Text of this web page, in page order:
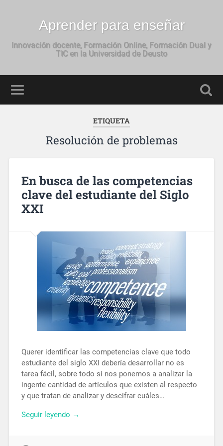
Aprender para enseñar
Innovación docente, Formación Online, Formación Dual y
TIC en la Universidad de Deusto
ETIQUETA
Resolución de problemas
En busca de las competencias
clave del estudiante del Siglo
XXI
Querer identificar las competencias clave que todo
estudiante del siglo XXI debería desarrollar no es
tarea fácil, sobre todo si nos ponemos a analizar la
ingente cantidad de artículos que existen al respecto
y que tratan de analizar y descifrar cuáles…
Seguir leyendo →